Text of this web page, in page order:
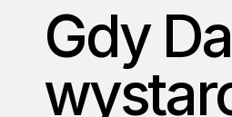
Gdy